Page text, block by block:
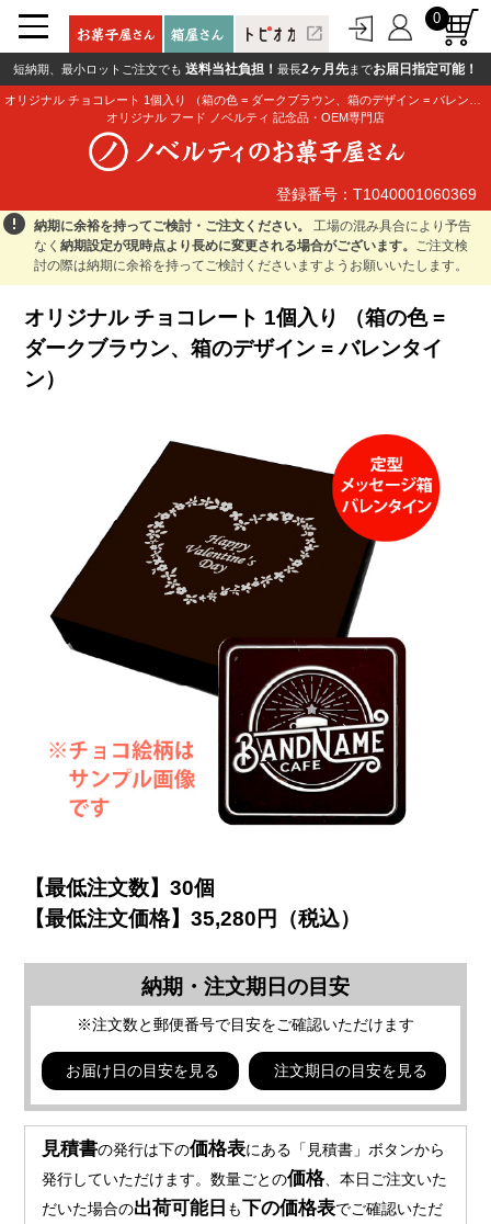
オリジナル フード ノベルティ 記念品・OEM専門店
open_in_new
短納期、最小ロットご注文でも 送料当社負担！ 最長2ヶ月先までお届日指定可能！
0
登録番号：T1040001060369
error 納期に余裕を持ってご検討・ご注文ください。
工場の混み具合により予告
なく納期設定が現時点より長めに変更される場合がございます。
ご注文検
討の際は納期に余裕を持ってご検討くださいますようお願いいたします。
登録番号：T1040001060369
オリジナル チョコレート 1個入り （箱の色 =
ダークブラウン、箱のデザイン = バレンタイ
ン）
【最低注文数】30個
【最低注文価格】35,280円（税込）
納期・注文期日の目安
※注文数と郵便番号で目安をご確認いただけます
お届け日の目安を見る 注文期日の目安を見る
見積書の発行は下の価格表にある「見積書」ボタンから
発行していただけます。数量ごとの価格、本日ご注文いた
だいた場合の出荷可能日 も下の価格表でご確認いただ